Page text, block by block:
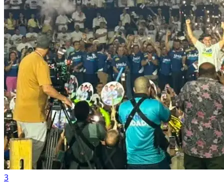
3